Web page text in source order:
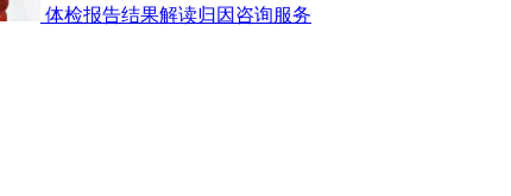
体检报告结果解读归因咨询服务